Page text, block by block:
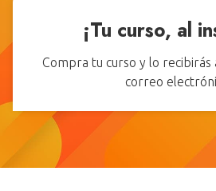
¡Tu curso, al
Compra tu curso y lo
correo